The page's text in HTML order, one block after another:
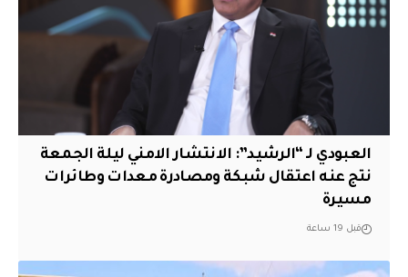
العبودي لـ “الرشيد”: الانتشار الامني ليلة الجمعة
نتج عنه اعتقال شبكة ومصادرة معدات وطائرات
مسيرة
قبل 19 ساعة